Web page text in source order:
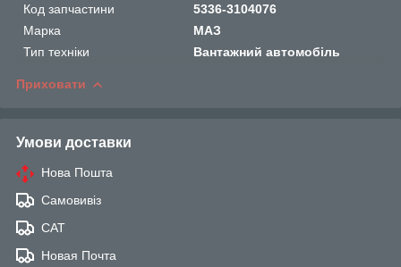
Код запчастини
5336-3104076
Марка
МАЗ
Тип техніки
Вантажний автомобіль
Приховати
Умови доставки
Нова Пошта
Самовивіз
САТ
Новая Почта